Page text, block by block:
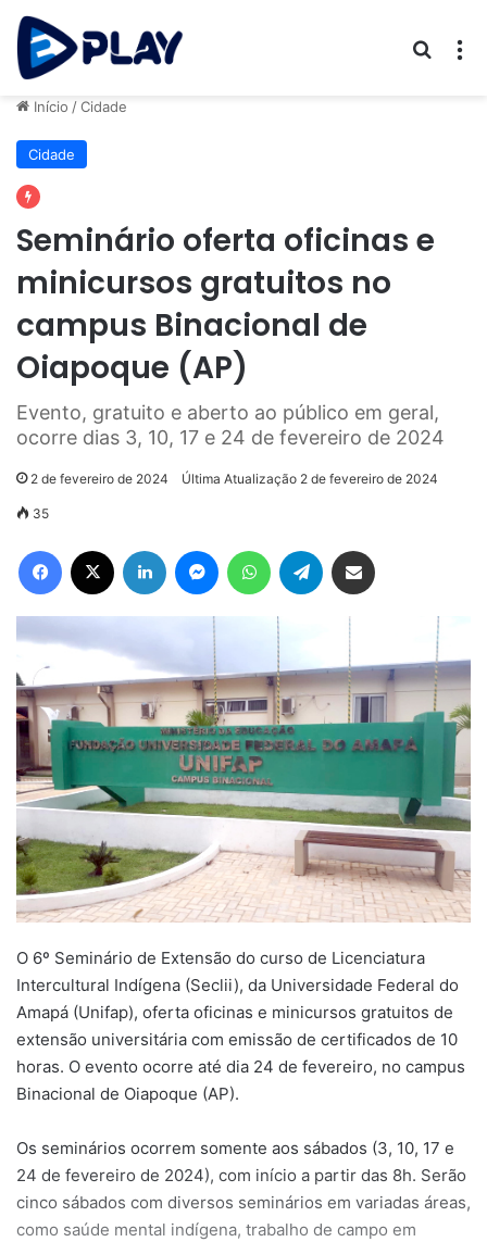
Início /Cidade
Cidade
Seminário oferta oficinas e
minicursos gratuitos no
campus Binacional de
Oiapoque (AP)
Evento, gratuito e aberto ao público em geral,
ocorre dias 3, 10, 17 e 24 de fevereiro de 2024
2 de fevereiro de 2024 Última Atualização 2 de fevereiro de 2024
35
Facebook Linkedin MessengerWhatsAppTelegram
O 6º Seminário de Extensão do curso de Licenciatura
Intercultural Indígena (Seclii), da Universidade Federal do
Amapá (Unifap), oferta oficinas e minicursos gratuitos de
extensão universitária com emissão de certificados de 10
horas. O evento ocorre até dia 24 de fevereiro, no campus
Binacional de Oiapoque (AP).
Os seminários ocorrem somente aos sábados (3, 10, 17 e
24 de fevereiro de 2024), com início a partir das 8h. Serão
cinco sábados com diversos seminários em variadas áreas,
como saúde mental indígena, trabalho de campo em